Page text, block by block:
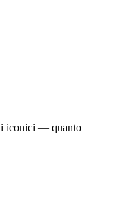
iconici — quanto